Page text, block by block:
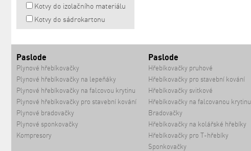
Kotvy do izolačního materiálu
Kotvy do sádrokartonu
Paslode
Plynové hřebíkovačky
Plynové hřebíkovačky na lepeňáky
Plynové hřebíkovačky na falcovou krytinu
Plynové hřebíkovačky pro stavební kování
Plynové bradovačky
Plynové sponkovačky
Kompresory
Paslode
Hřebíkovačky pruhové
Hřebíkovačky pro stavební kování
Hřebíkovačky svitkové
Hřebíkovačky na falcovanou krytinu
Bradovačky
Hřebíkovačky na kolářské hřebíky
Hřebíkovačky pro T-hřebíky
Sponkovačky